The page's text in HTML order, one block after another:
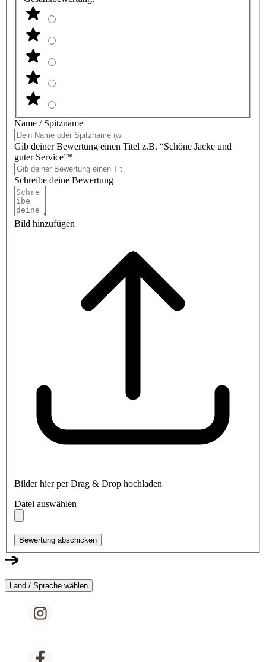
Name / Spitzname
Gib deiner Bewertung einen Titel z.B. “Schöne Jacke und
guter Service”*
Schreibe deine Bewertung
Bild hinzufügen
Bilder hier per Drag & Drop hochladen
Datei auswählen
Bewertung abschicken
Land / Sprache wählen